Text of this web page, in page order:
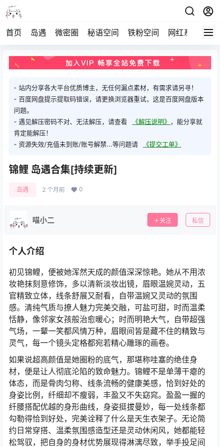
首页 岛遇 微密圈 秘语空间 铁粉空间 网红系列 打
- 站内分享各大平台优质博主，无任何漏点素材，有需求请另寻！
- 百度网盘提示提取码错误，请更换浏览器重试，这是百度网盘版本
问题。
- 遇见解压密码不对、无法解压，请查看
《解压说明》 ，能分享就
肯定能解压！
- 资源失效/充值未到账/账号解禁...等问题请
《提交工单》
锦鲤 岛遇合集[持续更新]
岛遇 2 个月前 0
喵小二 关注 私信
个人介绍
初见锦鲤，便被她浑然天成的颜值深深惊艳。她从不用浓
妆艳抹刻意修饰，多以清新淡妆出镜，眉眼温婉灵动，五
官精致立体，线条舒展又耐看，自带温婉又灵动的氛围
感。清纯气质与撩人魅力完美交融，可盐可甜，时而温柔
恬静，像邻家女孩般治愈暖心；时而明艳大气，自带超强
气场，一颦一笑都风情万种，眉眼间皆是藏不住的精致与
灵气，每一个镜头定格都宛若精心雕琢的画卷。
如果说超高颜值是她圈粉的底气，那堪称哇塞的绝佳身
材，便是让人彻底沦陷的致命魅力。锦鲤不是单薄干瘪的
体态，而是骨肉匀称、线条流畅的健康美感，恰到好处的
身姿比例，纤细却不瘦弱，丰盈又不失窈窕。盈盈一握的
纤腰搭配优越的身形曲线，身姿挺拔曼妙，每一处线条都
勾勒得恰到好处，完美诠释了什么是天生衣架子。无论简
约日常穿搭、温柔氛围感造型还是灵动休闲风，她都能轻
松驾驭，把自身的身材优势展现得淋漓尽致，举手投足间